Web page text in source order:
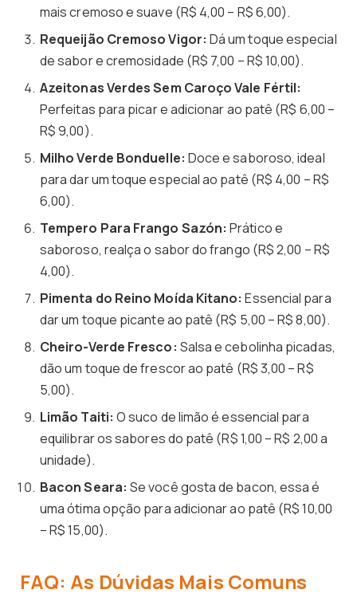
mais cremoso e suave (R$ 4,00 – R$ 6,00).
Requeijão Cremoso Vigor: Dá um toque especial
de sabor e cremosidade (R$ 7,00 – R$ 10,00).
Azeitonas Verdes Sem Caroço Vale Fértil:
Perfeitas para picar e adicionar ao patê (R$ 6,00 –
R$ 9,00).
Milho Verde Bonduelle: Doce e saboroso, ideal
para dar um toque especial ao patê (R$ 4,00 – R$
6,00).
Tempero Para Frango Sazón: Prático e
saboroso, realça o sabor do frango (R$ 2,00 – R$
4,00).
Pimenta do Reino Moída Kitano: Essencial para
dar um toque picante ao patê (R$ 5,00 – R$ 8,00).
Cheiro-Verde Fresco: Salsa e cebolinha picadas,
dão um toque de frescor ao patê (R$ 3,00 – R$
5,00).
Limão Taiti: O suco de limão é essencial para
equilibrar os sabores do patê (R$ 1,00 – R$ 2,00 a
unidade).
Bacon Seara: Se você gosta de bacon, essa é
uma ótima opção para adicionar ao patê (R$ 10,00
– R$ 15,00).
FAQ: As Dúvidas Mais Comuns